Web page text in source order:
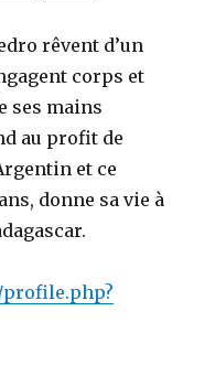
rêvent d’un
corps et
ses mains
au profit de
et ce
donne sa vie à